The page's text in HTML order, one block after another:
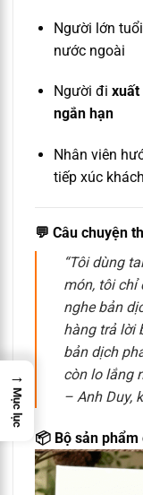
Người lớn
nước ngoài
Người đi xuất
ngắn hạn
Nhân viên
tiếp xúc
💬 Câu chuyện
“Tôi dùng
món, tôi
nghe bản
hàng trả lời
bản dịch
còn lo lắng
– Anh Duy,
📦 Bộ sản phẩm
→
Mục lục